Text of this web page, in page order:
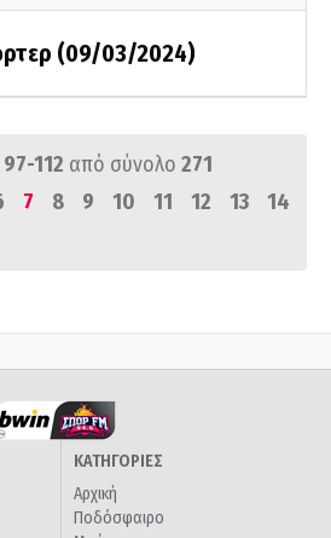
(09/03/2024)
97-112 από σύνολο 271
7 8 9 10 11 12 13
14
ΚΑΤΗΓΟΡΙΕΣ
Αρχική
Ποδόσφαιρο